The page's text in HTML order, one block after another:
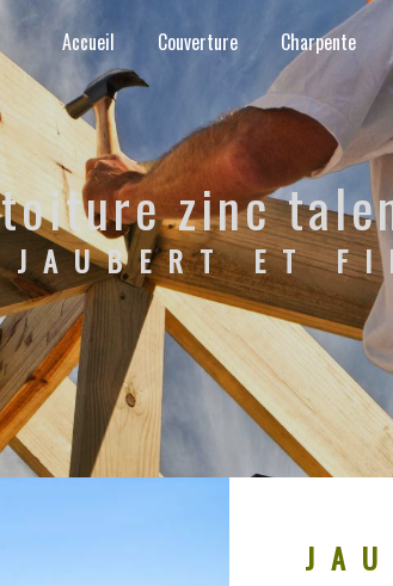
Accueil Couverture Charpente
toiture zinc
JAUBERT ET